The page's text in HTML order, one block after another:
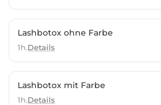
Lashbotox ohne Farbe
1h.Details
Lashbotox mit Farbe
1h.Details